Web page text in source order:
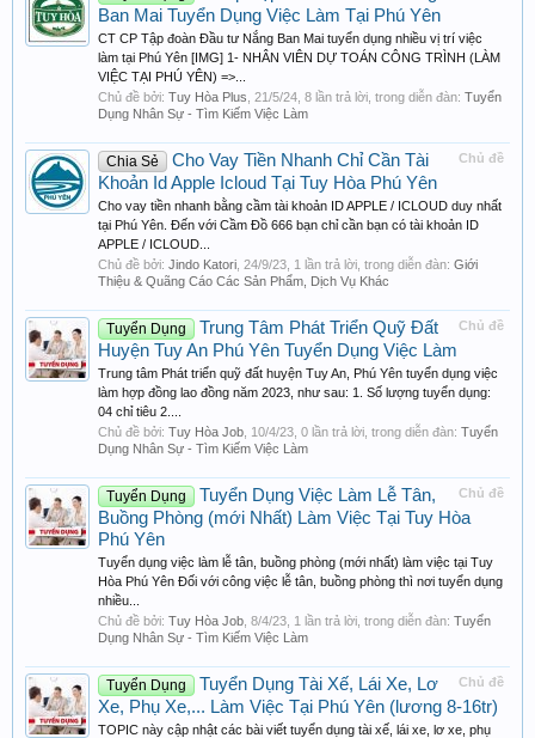
Ban Mai Tuyển Dụng Việc Làm Tại Phú Yên
CT CP Tập đoàn Đầu tư Nắng Ban Mai tuyển dụng nhiều vị trí việc
làm tại Phú Yên [IMG] 1- NHÂN VIÊN DỰ TOÁN CÔNG TRÌNH (LÀM
VIỆC TẠI PHÚ YÊN) =>...
Chủ đề bởi: Tuy Hòa Plus 21/5/24 , 8 lần trả lời, trong diễn đàn: Tuyển
Dụng Nhân Sự - Tìm Kiếm Việc Làm
Chủ đề
Chia Sẻ
Cho Vay Tiền Nhanh Chỉ Cần Tài
Khoản Id Apple Icloud Tại Tuy Hòa Phú Yên
Cho vay tiền nhanh bằng cầm tài khoản ID APPLE / ICLOUD duy nhất
tại Phú Yên. Đến với Cầm Đồ 666 bạn chỉ cần bạn có tài khoản ID
APPLE / ICLOUD...
Chủ đề bởi: Jindo Katori 24/9/23 , 1 lần trả lời, trong diễn đàn: Giới
Thiệu & Quãng Cáo Các Sản Phẩm, Dịch Vụ Khác
Chủ đề
Tuyển Dụng
Trung Tâm Phát Triển Quỹ Đất
Huyện Tuy An Phú Yên Tuyển Dụng Việc Làm
Trung tâm Phát triển quỹ đất huyện Tuy An, Phú Yên tuyển dụng việc
làm hợp đồng lao đồng năm 2023, như sau: 1. Số lượng tuyển dụng:
04 chỉ tiêu 2....
Chủ đề bởi: Tuy Hòa Job 10/4/23 , 0 lần trả lời, trong diễn đàn: Tuyển
Dụng Nhân Sự - Tìm Kiếm Việc Làm
Chủ đề
Tuyển Dụng
Tuyển Dụng Việc Làm Lễ Tân,
Buồng Phòng (mới Nhất) Làm Việc Tại Tuy Hòa
Phú Yên
Tuyển dụng việc làm lễ tân, buồng phòng (mới nhất) làm việc tại Tuy
Hòa Phú Yên Đối với công việc lễ tân, buồng phòng thì nơi tuyển dụng
nhiều...
Chủ đề bởi: Tuy Hòa Job 8/4/23 , 1 lần trả lời, trong diễn đàn: Tuyển
Dụng Nhân Sự - Tìm Kiếm Việc Làm
Chủ đề
Tuyển Dụng
Tuyển Dụng Tài Xế, Lái Xe, Lơ
Xe, Phụ Xe,... Làm Việc Tại Phú Yên (lương 8-16tr)
TOPIC này cập nhật các bài viết tuyển dụng tài xế, lái xe, lơ xe, phụ